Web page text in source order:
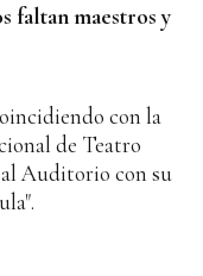
faltan maestros y
con la
de Teatro
Auditorio con su